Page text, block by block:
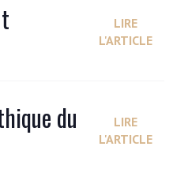
LIRE
L'ARTICLE
du
LIRE
L'ARTICLE